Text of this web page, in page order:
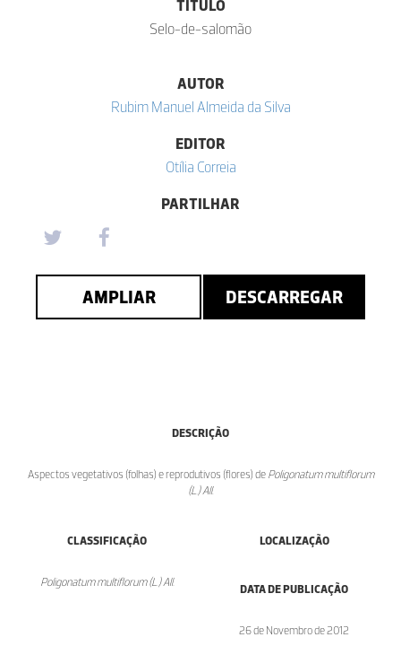
TÍTULO
Selo-de-salomão
AUTOR
Rubim Manuel Almeida da Silva
EDITOR
Otília Correia
PARTILHAR
AMPLIAR DESCARREGAR
DESCRIÇÃO
Aspectos vegetativos (folhas) e reprodutivos (flores) de Poligonatum multiflorum
(L.) All.
CLASSIFICAÇÃO
Poligonatum multiflorum (L.) All.
LOCALIZAÇÃO
DATA DE PUBLICAÇÃO
26 de Novembro de 2012